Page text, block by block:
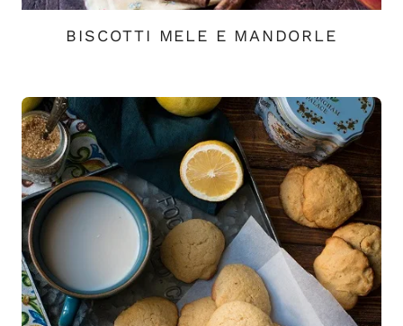
BISCOTTI MELE E MANDORLE